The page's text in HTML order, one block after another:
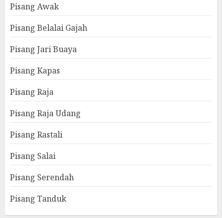
Pisang Awak
Pisang Belalai Gajah
Pisang Jari Buaya
Pisang Kapas
Pisang Raja
Pisang Raja Udang
Pisang Rastali
Pisang Salai
Pisang Serendah
Pisang Tanduk